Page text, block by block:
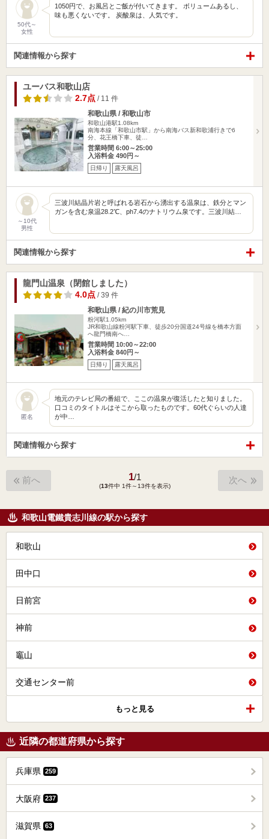
50代～
女性
1050円で、お風呂とご飯が付いてきます。 ボリュームあるし、
味も悪くないです。 炭酸泉は、人気です。
関連情報から探す
ユーバス和歌山店
2.7点 / 11 件
和歌山県 / 和歌山市
和歌山港駅1.08km
南海本線「和歌山市駅」から南海バス新和歌浦行きで6
分、花王橋下車、徒…
営業時間 6:00～25:00
入浴料金 490円～
日帰り 露天風呂
～10代
男性
三波川結晶片岩と呼ばれる岩石から湧出する温泉は、鉄分とマン
ガンを含む泉温28.2℃、ph7.4のナトリウム泉です。三波川結…
関連情報から探す
龍門山温泉（閉館しました）
4.0点 / 39 件
和歌山県 / 紀の川市荒見
粉河駅1.05km
JR和歌山線粉河駅下車、徒歩20分国道24号線を橋本方面
へ龍門橋南へ…
営業時間 10:00～22:00
入浴料金 840円～
日帰り 露天風呂
匿名
地元のテレビ局の番組で、ここの温泉が復活したと知りました。
口コミのタイトルはそこから取ったものです。60代ぐらいの人達
が中…
関連情報から探す
前へ 1/1
(13件中 1件～13件を表示)
次へ
和歌山電鐵貴志川線の駅から探す
和歌山
田中口
日前宮
神前
竈山
交通センター前
もっと見る
近隣の都道府県から探す
兵庫県 259
大阪府 237
滋賀県 63